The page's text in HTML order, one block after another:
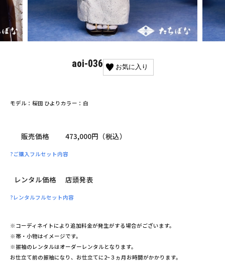
aoi-036 お気に入り
モデル：桜田 ひより カラー：白
販売価格 473,000円（税込）
? ご購入フルセット内容
レンタル価格 店頭発表
? レンタルフルセット内容
※コーディネイトにより追加料金が発生がする場合がございます。
※帯・小物はイメージです。
※振袖のレンタルはオーダーレンタルとなります。
お仕立て前の振袖になり、お仕立てに2~３ヵ月お時間がかかります。